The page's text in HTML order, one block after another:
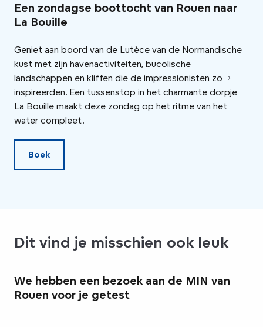
Een zondagse boottocht van Rouen naar
La Bouille
Geniet aan boord van de Lutèce van de Normandische
kust met zijn havenactiviteiten, bucolische
landschappen en kliffen die de impressionisten zo
inspireerden. Een tussenstop in het charmante dorpje
La Bouille maakt deze zondag op het ritme van het
water compleet.
Boek
Dit vind je misschien ook leuk
We hebben een bezoek aan de MIN van
Rouen voor je getest